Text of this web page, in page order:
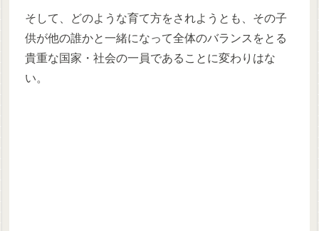
そして、どのような育て方をされようとも、その子
供が他の誰かと一緒になって全体のバランスをとる
貴重な国家・社会の一員であることに変わりはな
い。